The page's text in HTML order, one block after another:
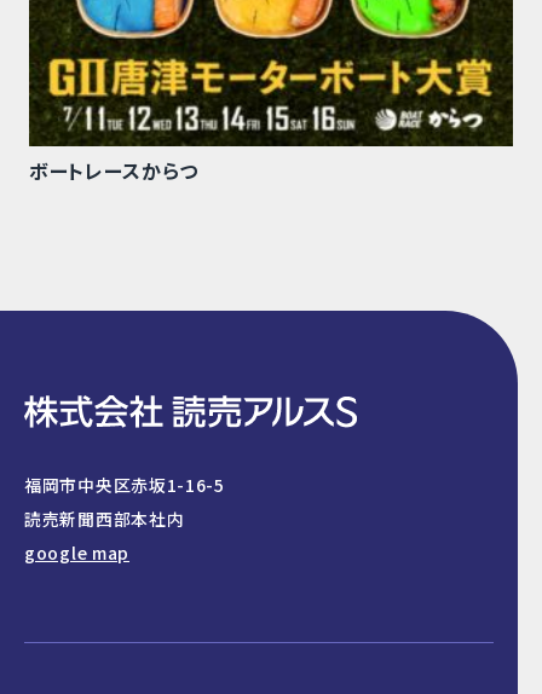
ボートレースからつ
福岡市中央区赤坂1-16-5
読売新聞西部本社内
google map